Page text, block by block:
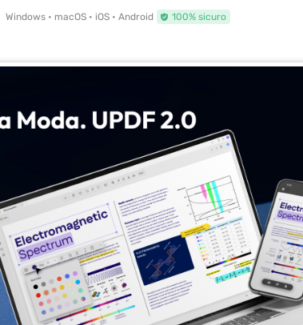
Windows • macOS • iOS • Android 100% sicuro